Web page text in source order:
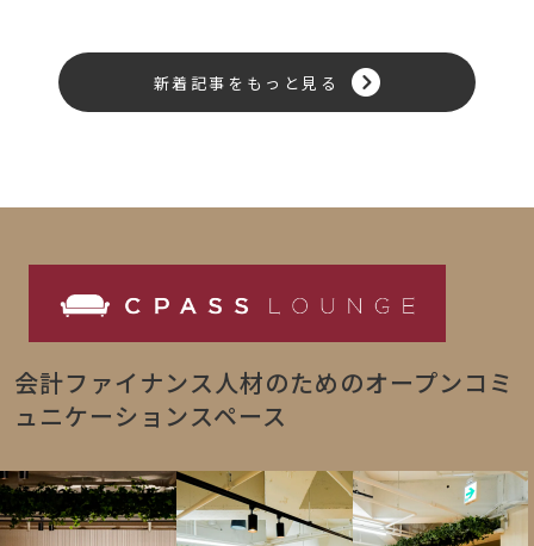
新着記事をもっと見る
会計ファイナンス人材のためのオープンコミ
ュニケーションスペース